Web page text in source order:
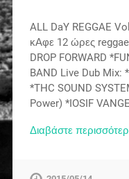
ALL DaY REGGAE
κΑφε 12 ώρες
DROP FORWARD
BAND Live Dub Mix:
*THC SOUND
Power) *IOSIF
Διαβάστε